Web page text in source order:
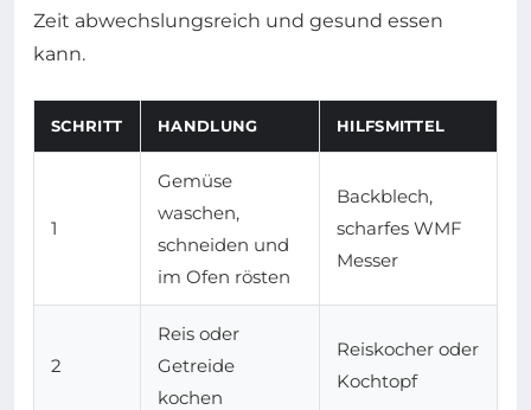
Zeit abwechslungsreich und gesund essen
kann.
SCHRITT HANDLUNG HILFSMITTEL
1
Gemüse
waschen,
schneiden und
im Ofen rösten
Backblech,
scharfes WMF
Messer
2
Reis oder
Getreide
kochen
Reiskocher oder
Kochtopf